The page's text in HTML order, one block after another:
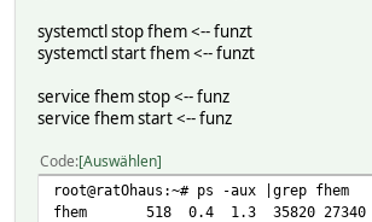
systemctl stop fhem <-- funzt
systemctl start fhem <-- funzt
service fhem stop <-- funz
service fhem start <-- funz
Code Auswählen
root@ratOhaus:~# ps -aux |grep fhem
fhem 518 0.4 1.3 35820